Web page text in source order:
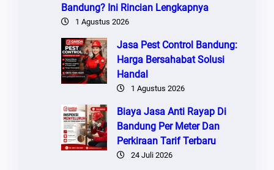
Bandung? Ini Rincian Lengkapnya
1 Agustus 2026
Jasa Pest Control Bandung:
Harga Bersahabat Solusi
Handal
1 Agustus 2026
Biaya Jasa Anti Rayap Di
Bandung Per Meter Dan
Perkiraan Tarif Terbaru
24 Juli 2026